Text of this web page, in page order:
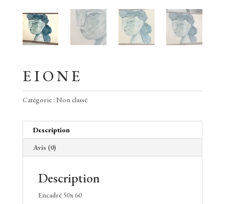
E I O N E
Catégorie : Non classé
Description
Avis (0)
Description
Encadré 50x 60